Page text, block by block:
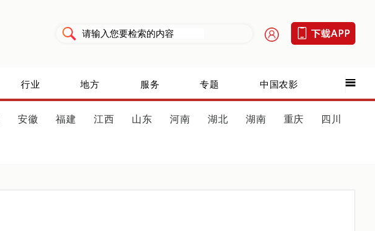
行业 地方 服务 专题 中国农影
安徽 福建 江西 山东 河南 湖北 湖南 重庆 四川